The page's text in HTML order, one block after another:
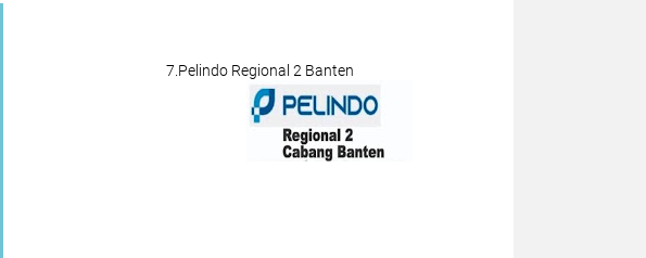
7.Pelindo Regional 2 Banten